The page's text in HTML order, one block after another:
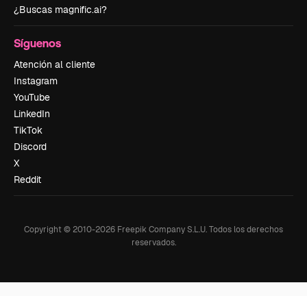
¿Buscas magnific.ai?
Síguenos
Atención al cliente
Instagram
YouTube
LinkedIn
TikTok
Discord
X
Reddit
Copyright © 2010-2026 Freepik Company S.L.U.Todos los derechos
reservados.